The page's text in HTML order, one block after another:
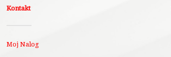
Kontakt
Moj Nalog